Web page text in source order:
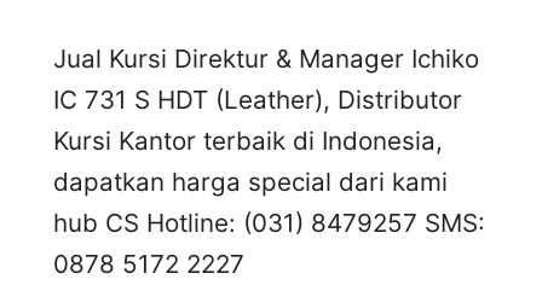
Jual Kursi Direktur & Manager Ichiko
IC 731 S HDT (Leather), Distributor
Kursi Kantor terbaik di Indonesia,
dapatkan harga special dari kami
hub CS Hotline: (031) 8479257 SMS:
0878 5172 2227